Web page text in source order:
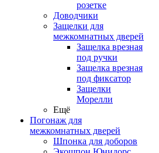
розетке
Доводчики
Защелки для
межкомнатных дверей
Защелка врезная
под ручки
Защелка врезная
под фиксатор
Защелки
Морелли
Ещё
Погонаж для
межкомнатных дверей
Шпонка для доборов